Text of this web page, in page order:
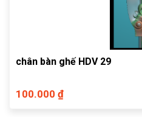
chân bàn ghế HDV 29
100.000 ₫